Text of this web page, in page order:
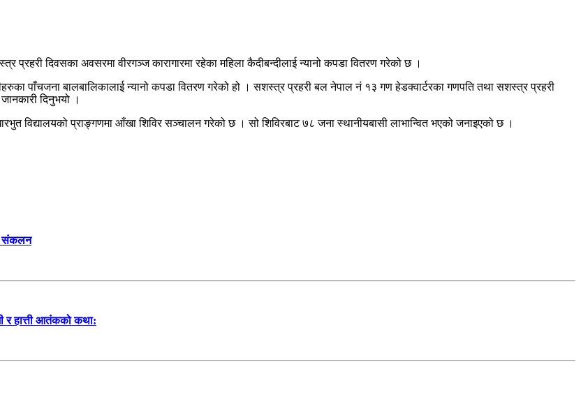
दिवसका अवसरमा वीरगञ्ज कारागारमा रहेका महिला कैदीबन्दीलाई न्यानो कपडा वितरण गरेको छ ।
पाँचजना बालबालिकालाई न्यानो कपडा वितरण गरेको हो । सशस्त्र प्रहरी बल नेपाल नं १३ गण हेडक्वार्टरका गणपति तथा सशस्त्र प्रहरी
दिनुभयो ।
विद्यालयको प्राङ्गणमा आँखा शिविर सञ्चालन गरेको छ । सो शिविरबाट ७८ जना स्थानीयबासी लाभान्वित भएको जनाइएको छ ।
संकलन
र हात्ती आतंकको कथा: